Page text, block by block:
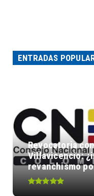
ENTRADAS
Revocatoria
Villavicencio:
revanchismo